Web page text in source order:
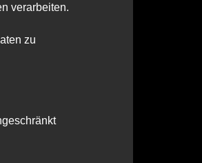
verarbeiten.
zu